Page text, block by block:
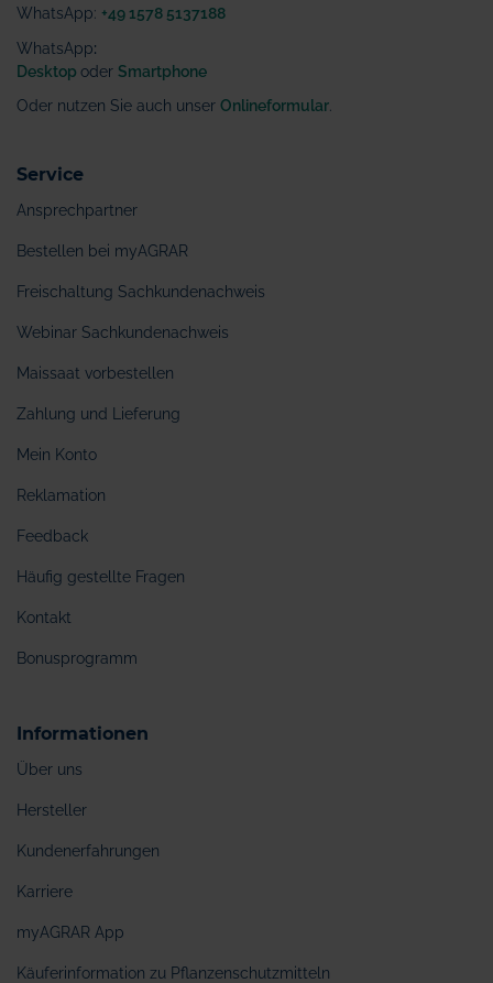
WhatsApp: +49 1578 5137188
WhatsApp:
Desktop oder Smartphone
Oder nutzen Sie auch unser Onlineformular
Service
Ansprechpartner
Bestellen bei myAGRAR
Freischaltung Sachkundenachweis
Webinar Sachkundenachweis
Maissaat vorbestellen
Zahlung und Lieferung
Mein Konto
Reklamation
Feedback
Häufig gestellte Fragen
Kontakt
Bonusprogramm
Informationen
Über uns
Hersteller
Kundenerfahrungen
Karriere
myAGRAR App
Käuferinformation zu Pflanzenschutzmitteln